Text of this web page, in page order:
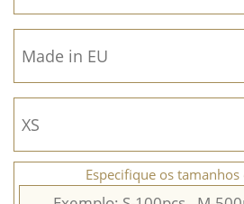
Especifique os